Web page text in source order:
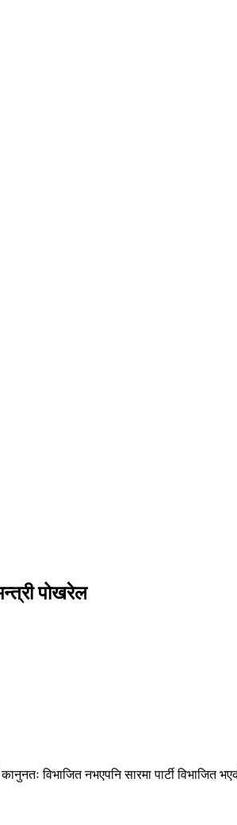
पोखरेल
विभाजित नभएपनि सारमा पार्टी विभाजित